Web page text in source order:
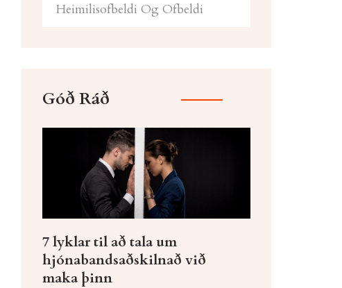
Heimilisofbeldi Og Ofbeldi
Góð Ráð
7 lyklar til að tala um
hjónabandsaðskilnað við
maka þinn